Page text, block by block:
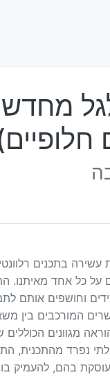
בתכנים
וחושפים אותם
המורכבים בין
מגוונים
נפרד מהתכנית,
בהם, להעמיק בו,